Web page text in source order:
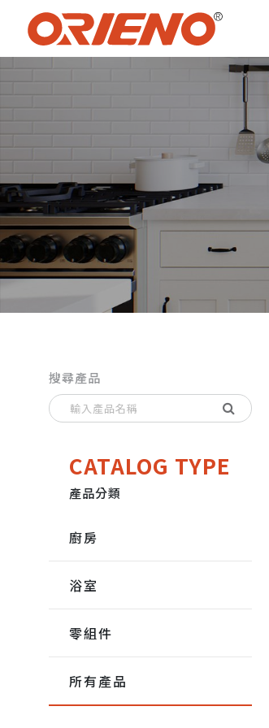
搜尋產品
CATALOG TYPE
產品分類
廚房
浴室
零組件
所有產品